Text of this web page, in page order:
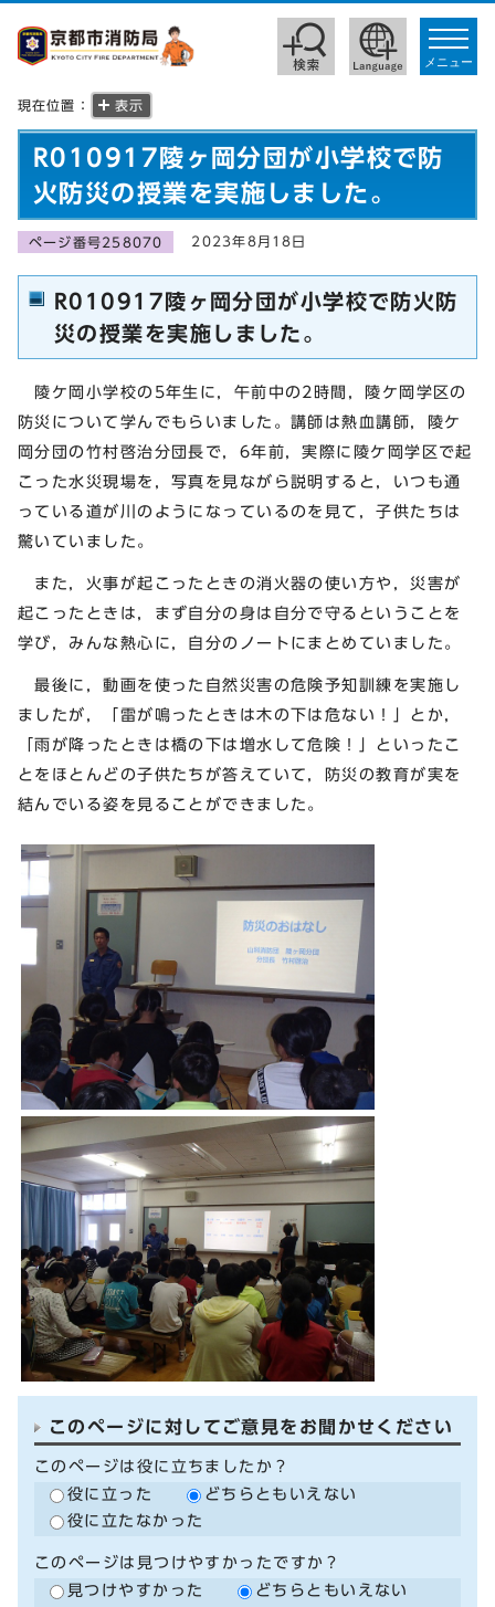
toggle
メニュー
現在位置： 表示
R010917陵ヶ岡分団が小学校で防
火防災の授業を実施しました。
ページ番号258070 2023年8月18日
R010917陵ヶ岡分団が小学校で防火防
災の授業を実施しました。
陵ケ岡小学校の5年生に，午前中の2時間，陵ケ岡学区の
防災について学んでもらいました。講師は熱血講師，陵ケ
岡分団の竹村啓治分団長で，6年前，実際に陵ケ岡学区で起
こった水災現場を，写真を見ながら説明すると，いつも通
っている道が川のようになっているのを見て，子供たちは
驚いていました。
また，火事が起こったときの消火器の使い方や，災害が
起こったときは，まず自分の身は自分で守るということを
学び，みんな熱心に，自分のノートにまとめていました。
最後に，動画を使った自然災害の危険予知訓練を実施し
ましたが，「雷が鳴ったときは木の下は危ない！」とか，
「雨が降ったときは橋の下は増水して危険！」といったこ
とをほとんどの子供たちが答えていて，防災の教育が実を
結んでいる姿を見ることができました。
このページに対してご意見をお聞かせください
このページは役に立ちましたか？
役に立った
どちらともいえない
役に立たなかった
このページは見つけやすかったですか？
見つけやすかった
どちらともいえない